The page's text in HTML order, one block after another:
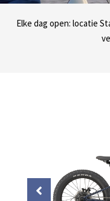
Dinsdag t/m zaterdag
(e-bikes) en
Elke dag open: locatie
Onze missie?